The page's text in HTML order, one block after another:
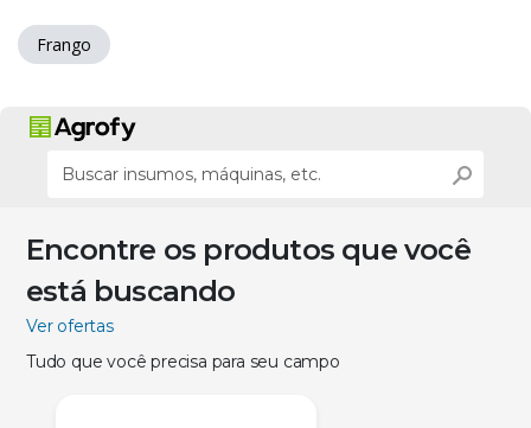
Frango
Encontre os produtos que você
está buscando
Ver ofertas
Tudo que você precisa para seu campo